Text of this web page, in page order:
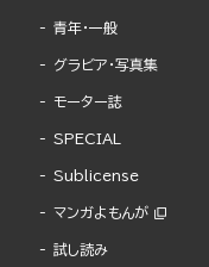
青年・一般
グラビア・写真集
モーター誌
SPECIAL
Sublicense
マンガよもんが
試し読み